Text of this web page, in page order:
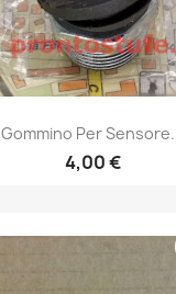
Gommino Per
4,00 €